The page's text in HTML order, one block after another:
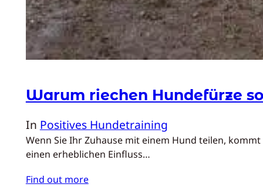
Warum riechen Hundefürze
In Positives Hundetraining
Wenn Sie Ihr Zuhause mit einem Hund teilen,
einen erheblichen Einfluss…
Find out more